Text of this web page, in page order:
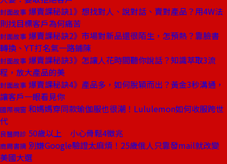
封面故事 爆賣課秘訣1》想找對人、說對話、賣對產品？用4W法
則找目標客戶為何痛苦
封面故事 爆賣課秘訣2》市場對新品還很陌生，怎預熱？靠臉書
轉換、YT打名氣一路鋪陳
封面故事 爆賣課秘訣3》怎讓人花時間聽你說話？知識萃取3流
程，放大產品的美
封面故事 爆賣課秘訣4》產品多，如何脫穎而出？黃金3秒溝通，
讓客戶一眼看見你
國際視窗 和媽媽穿同款瑜伽服也很潮！Lululemon如何收服跨世
代
良醫問診 50歲以上 小心骨鬆4徵兆
商周書摘 別嫌Google驗證太麻煩！25歲俄人只靠發mail就改變
美國大選